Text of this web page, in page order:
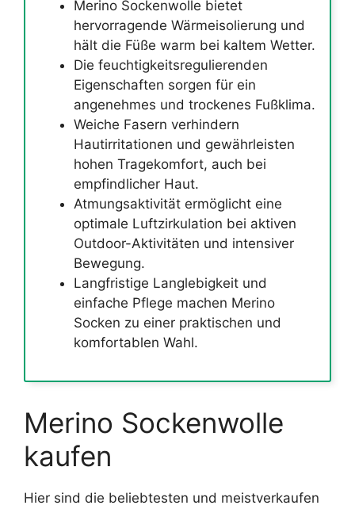
Merino Sockenwolle bietet
hervorragende Wärmeisolierung und
hält die Füße warm bei kaltem Wetter.
Die feuchtigkeitsregulierenden
Eigenschaften sorgen für ein
angenehmes und trockenes Fußklima.
Weiche Fasern verhindern
Hautirritationen und gewährleisten
hohen Tragekomfort, auch bei
empfindlicher Haut.
Atmungsaktivität ermöglicht eine
optimale Luftzirkulation bei aktiven
Outdoor-Aktivitäten und intensiver
Bewegung.
Langfristige Langlebigkeit und
einfache Pflege machen Merino
Socken zu einer praktischen und
komfortablen Wahl.
Merino Sockenwolle
kaufen
Hier sind die beliebtesten und meistverkaufen